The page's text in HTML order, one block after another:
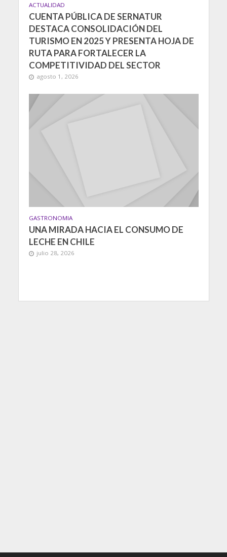
ACTUALIDAD
CUENTA PÚBLICA DE SERNATUR
DESTACA CONSOLIDACIÓN DEL
TURISMO EN 2025 Y PRESENTA HOJA DE
RUTA PARA FORTALECER LA
COMPETITIVIDAD DEL SECTOR
agosto 1, 2026
GASTRONOMIA
UNA MIRADA HACIA EL CONSUMO DE
LECHE EN CHILE
julio 28, 2026